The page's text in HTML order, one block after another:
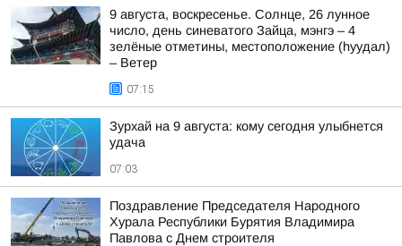
9 августа, воскресенье. Солнце, 26 лунное
число, день синеватого Зайца, мэнгэ – 4
зелёные отметины, местоположение (hуудал)
– Ветер
07:15
Зурхай на 9 августа: кому сегодня улыбнется
удача
07:03
Поздравление Председателя Народного
Хурала Республики Бурятия Владимира
Павлова с Днем строителя